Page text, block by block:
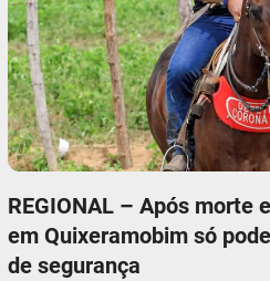
REGIONAL – Após morte
em Quixeramobim só
de segurança